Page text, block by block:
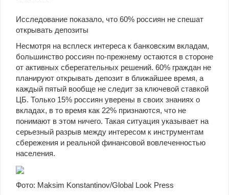
Исследование показало, что 60% россиян не спешат
открывать депозиты
Несмотря на всплеск интереса к банковским вкладам,
большинство россиян по-прежнему остаются в стороне
от активных сберегательных решений. 60% граждан не
планируют открывать депозит в ближайшее время, а
каждый пятый вообще не следит за ключевой ставкой
ЦБ. Только 15% россиян уверены в своих знаниях о
вкладах, в то время как 22% признаются, что не
понимают в этом ничего. Такая ситуация указывает на
серьезный разрыв между интересом к инструментам
сбережения и реальной финансовой вовлеченностью
населения.
Фото: Maksim Konstantinov/Global Look Press